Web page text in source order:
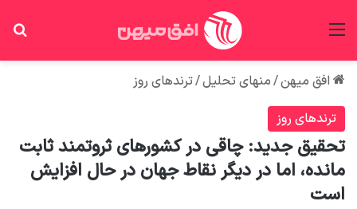
افق میهن/منهای تحلیل/ترندهای روز
ترندهای روز
تحقیق جدید: چاقی در کشور‌های ثروتمند ثابت
مانده، اما در دیگر نقاط جهان در حال افزایش
است